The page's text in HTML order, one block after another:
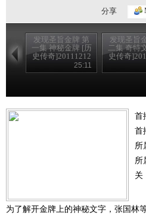
分享
发现圣旨金牌 第
一集 神秘金牌 [历
史传奇]20111212
25:11
发现圣旨
二集 奇特
史传奇
首
首
所
所
关
为了解开金牌上的神秘文字，张国林